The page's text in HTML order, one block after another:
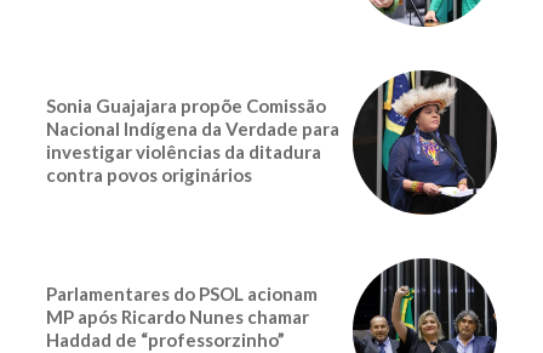
Sonia Guajajara propõe Comissão
Nacional Indígena da Verdade para
investigar violências da ditadura
contra povos originários
Parlamentares do PSOL acionam
MP após Ricardo Nunes chamar
Haddad de “professorzinho”